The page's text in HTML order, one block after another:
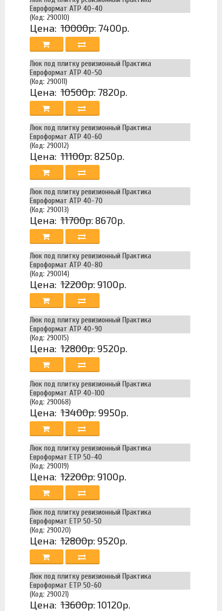
Евроформат АТР 40-40
(Код: 290010)
Цена: 10000р. 7400р.
Люк под плитку ревизионный Практика
Евроформат АТР 40-50
(Код: 290011)
Цена: 10500р. 7820р.
Люк под плитку ревизионный Практика
Евроформат АТР 40-60
(Код: 290012)
Цена: 11100р. 8250р.
Люк под плитку ревизионный Практика
Евроформат АТР 40-70
(Код: 290013)
Цена: 11700р. 8670р.
Люк под плитку ревизионный Практика
Евроформат АТР 40-80
(Код: 290014)
Цена: 12200р. 9100р.
Люк под плитку ревизионный Практика
Евроформат АТР 40-90
(Код: 290015)
Цена: 12800р. 9520р.
Люк под плитку ревизионный Практика
Евроформат АТР 40-100
(Код: 290068)
Цена: 13400р. 9950р.
Люк под плитку ревизионный Практика
Евроформат ЕТР 50-40
(Код: 290019)
Цена: 12200р. 9100р.
Люк под плитку ревизионный Практика
Евроформат ЕТР 50-50
(Код: 290020)
Цена: 12800р. 9520р.
Люк под плитку ревизионный Практика
Евроформат ЕТР 50-60
(Код: 290021)
Цена: 13600р.10120р.